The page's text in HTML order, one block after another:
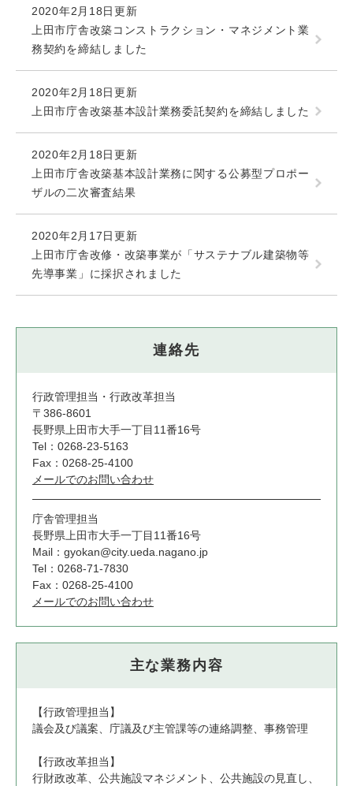
2020年2月18日更新
上田市庁舎改築コンストラクション・マネジメント業
務契約を締結しました
2020年2月18日更新
上田市庁舎改築基本設計業務委託契約を締結しました
2020年2月18日更新
上田市庁舎改築基本設計業務に関する公募型プロポー
ザルの二次審査結果
2020年2月17日更新
上田市庁舎改修・改築事業が「サステナブル建築物等
先導事業」に採択されました
連絡先
行政管理担当・行政改革担当
〒386-8601
長野県上田市大手一丁目11番16号
Tel：0268-23-5163
Fax：0268-25-4100
メールでのお問い合わせ
庁舎管理担当
長野県上田市大手一丁目11番16号
Mail：gyokan@city.ueda.nagano.jp
Tel：0268-71-7830
Fax：0268-25-4100
メールでのお問い合わせ
主な業務内容
【行政管理担当】
議会及び議案、庁議及び主管課等の連絡調整、事務管理
【行政改革担当】
行財政改革、公共施設マネジメント、公共施設の見直し、